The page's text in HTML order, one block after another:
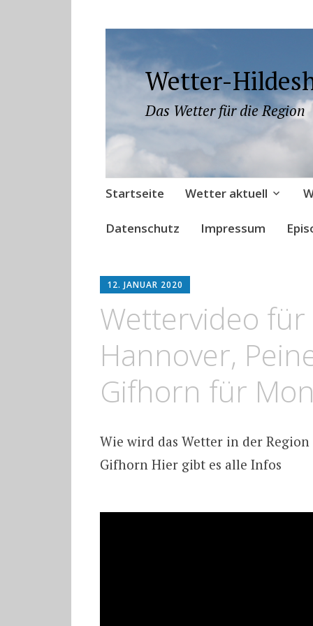
Wetter-
Das Wetter für die Region
Zum
springen
Startseite Wetter aktuell
Datenschutz Impressum
12. JANUAR 2020
Wettervideo für
Hannover,
Gifhorn für
Wie wird das Wetter in der
Gifhorn Hier gibt es alle Infos